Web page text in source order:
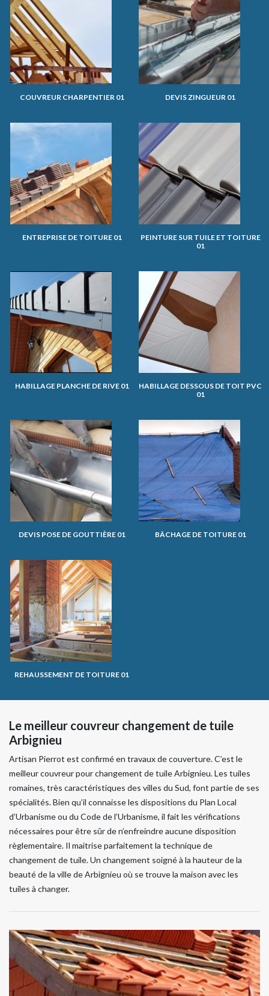
COUVREUR CHARPENTIER 01 DEVIS ZINGUEUR 01
ENTREPRISE DE TOITURE 01
PEINTURE SUR TUILE ET TOITURE
01
HABILLAGE PLANCHE DE RIVE 01
HABILLAGE DESSOUS DE TOIT PVC
01
DEVIS POSE DE GOUTTIÈRE 01 BÂCHAGE DE TOITURE 01
REHAUSSEMENT DE TOITURE 01
Le meilleur couvreur changement de tuile
Arbignieu
Artisan Pierrot est confirmé en travaux de couverture. C’est le
meilleur couvreur pour changement de tuile Arbignieu. Les tuiles
romaines, très caractéristiques des villes du Sud, font partie de ses
spécialités. Bien qu’il connaisse les dispositions du Plan Local
d’Urbanisme ou du Code de l’Urbanisme, il fait les vérifications
nécessaires pour être sûr de n’enfreindre aucune disposition
règlementaire. Il maitrise parfaitement la technique de
changement de tuile. Un changement soigné à la hauteur de la
beauté de la ville de Arbignieu où se trouve la maison avec les
tuiles à changer.